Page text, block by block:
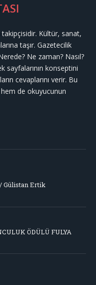
takipçisidir. Kültür, sanat,
taşır. Gazetecilik
Ne zaman? Nasıl?
sayfalarının konseptini
cevaplarını verir. Bu
de okuyucunun
Gülistan Ertik
ÖDÜLÜ FULYA